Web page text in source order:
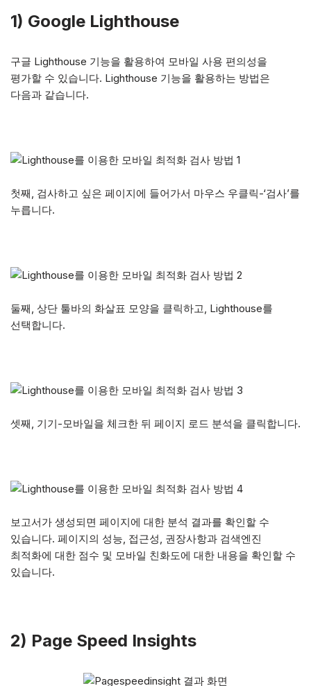
1) Google Lighthouse
구글 Lighthouse 기능을 활용하여 모바일 사용 편의성을
평가할 수 있습니다. Lighthouse 기능을 활용하는 방법은
다음과 같습니다.
첫째, 검사하고 싶은 페이지에 들어가서 마우스 우클릭-‘검사’를
누릅니다.
둘째, 상단 툴바의 화살표 모양을 클릭하고, Lighthouse를
선택합니다.
셋째, 기기-모바일을 체크한 뒤 페이지 로드 분석을 클릭합니다.
보고서가 생성되면 페이지에 대한 분석 결과를 확인할 수
있습니다. 페이지의 성능, 접근성, 권장사항과 검색엔진
최적화에 대한 점수 및 모바일 친화도에 대한 내용을 확인할 수
있습니다.
2) Page Speed Insights